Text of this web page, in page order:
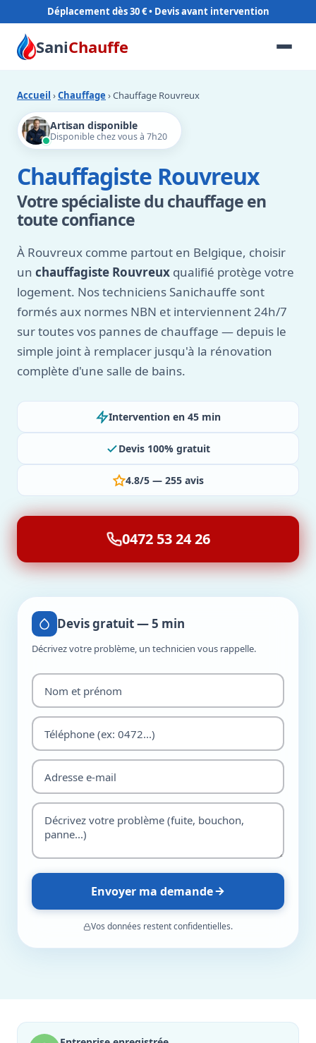
Déplacement dès 30 €
SaniChauffe
Accueil ›Chauffage › Chauffage Rouvreux
Artisan disponible
Disponible chez vous à 7h20
Chauffagiste Rouvreux
Votre spécialiste du chauffage en
toute confiance
À Rouvreux comme partout en Belgique, choisir
un chauffagiste Rouvreux qualifié protège votre
logement. Nos techniciens Sanichauffe sont
formés aux normes NBN et interviennent 24h/7
sur toutes vos pannes de chauffage — depuis le
simple joint à remplacer jusqu'à la rénovation
complète d'une salle de bains.
Intervention en 45 min
Devis 100% gratuit
4.8/5 — 255 avis
0472 53 24 26
Devis gratuit — 5 min
Décrivez votre problème, un technicien vous rappelle.
Envoyer ma demande
Vos données restent confidentielles.